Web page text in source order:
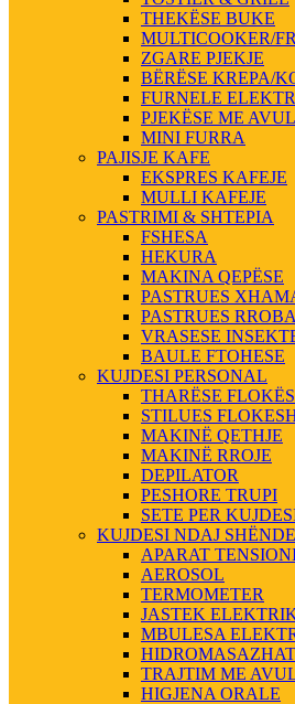
THEKËSE BUKE
MULTICOOKER/
ZGARE PJEKJE
BËRËSE KREPA/
FURNELE
PJEKËSE ME
MINI FURRA
PAJISJE KAFE
EKSPRES KAFEJE
MULLI KAFEJE
PASTRIMI & SHTEPIA
FSHESA
HEKURA
MAKINA QEPËSE
PASTRUES
PASTRUES
VRASESE
BAULE FTOHESE
KUJDESI PERSONAL
THARËSE
STILUES
MAKINË QETHJE
MAKINË RROJE
DEPILATOR
PESHORE TRUPI
SETE PER
KUJDESI NDAJ
APARAT
AEROSOL
TERMOMETER
JASTEK
MBULESA
TRAJTIM ME
HIGJENA ORALE